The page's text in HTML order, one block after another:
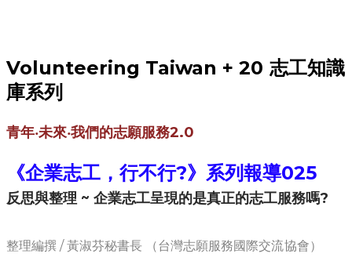
Volunteering Taiwan + 20 志工知識
庫系列
青年‧未來‧我們的志願服務2.0
《企業志工，行不行?》系列報導025
反思與整理 ~ 企業志工呈現的是真正的志工服務嗎?
​整理編撰​ /​黃淑芬秘書長 （台灣志願服務國際交流協會）